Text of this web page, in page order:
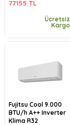
77155 TL
Ücretsiz
Kargo
Fujitsu Cool 9.000
BTU/h A++ Inverter
Klima R32